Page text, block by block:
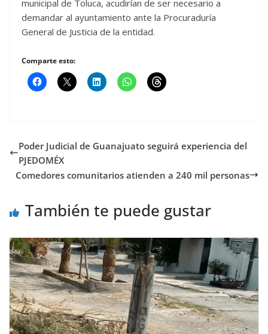
municipal de Toluca, acudirían de ser necesario a
demandar al ayuntamiento ante la Procuraduría
General de Justicia de la entidad.
Comparte esto:
Poder Judicial de Guanajuato seguirá experiencia del
PJEDOMÉX
Comedores comunitarios atienden a 240 mil personas
También te puede gustar